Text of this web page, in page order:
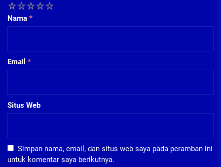
5
4
3
2
Nama *
Email *
Situs Web
Simpan nama, email, dan situs web saya pada peramban ini
untuk komentar saya berikutnya.